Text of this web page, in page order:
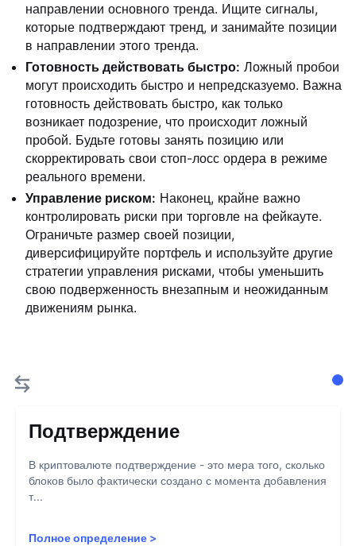
направлении основного тренда. Ищите сигналы,
которые подтверждают тренд, и занимайте позиции
в направлении этого тренда.
Готовность действовать быстро: Ложный пробои
могут происходить быстро и непредсказуемо. Важна
готовность действовать быстро, как только
возникает подозрение, что происходит ложный
пробой. Будьте готовы занять позицию или
скорректировать свои стоп-лосс ордера в режиме
реального времени.
Управление риском: Наконец, крайне важно
контролировать риски при торговле на фейкауте.
Ограничьте размер своей позиции,
диверсифицируйте портфель и используйте другие
стратегии управления рисками, чтобы уменьшить
свою подверженность внезапным и неожиданным
движениям рынка.
Подтверждение
В криптовалюте подтверждение - это мера того, сколько
блоков было фактически создано с момента добавления
т...
Полное определение >